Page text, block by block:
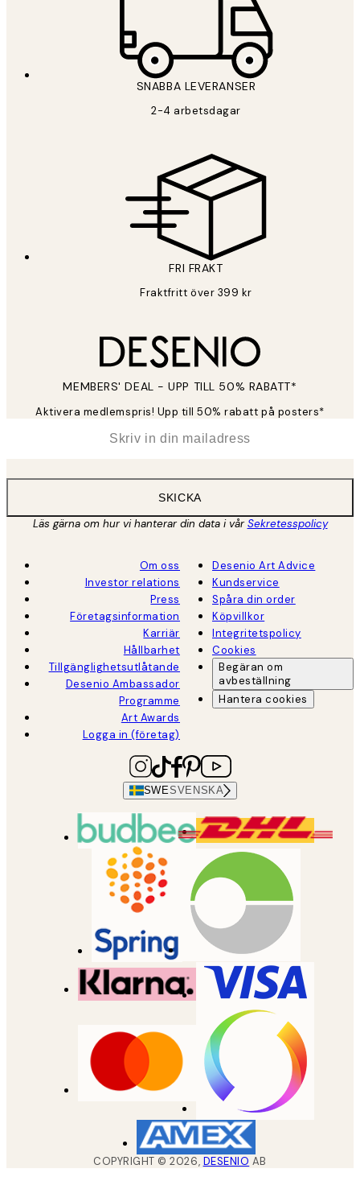
SNABBA LEVERANSER
2-4 arbetsdagar
FRI FRAKT
Fraktfritt över 399 kr
MEMBERS' DEAL - UPP TILL 50% RABATT*
Aktivera medlemspris! Upp till 50% rabatt på posters*
SKICKA
Läs gärna om hur vi hanterar din data i vårSekretesspolicy
Om oss
Investor relations
Press
Företagsinformation
Karriär
Hållbarhet
Tillgänglighetsutlåtande
Desenio Ambassador
Programme
Art Awards
Logga in (företag)
Desenio Art Advice
Kundservice
Spåra din order
Köpvillkor
Integritetspolicy
Cookies
Begäran om
avbeställning
Hantera cookies
SWESVENSKA
COPYRIGHT ©2026, DESENIO AB